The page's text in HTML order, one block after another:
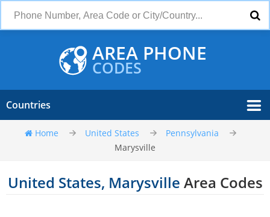
AREA PHONE
CODES
Countries
Home United States
Pennsylvania
Marysville
United States, Marysville Area Codes